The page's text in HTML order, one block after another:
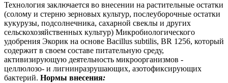
Технология заключается во внесении на растительные остатки
(солому и стерню зерновых культур, послеуборочные остатки
кукурузы, подсолнечника, сахарной свеклы и других
сельскохозяйственных культур) Микробиологического
удобрения Экорик на основе Bacillus subtilis, BR 1256, который
содержит в своем составе питательную среду,
активизирующую деятельность микроорганизмов -
целлюлозо- и лигнинразрушающих, азотофиксирующих
бактерий. Нормы внесения: